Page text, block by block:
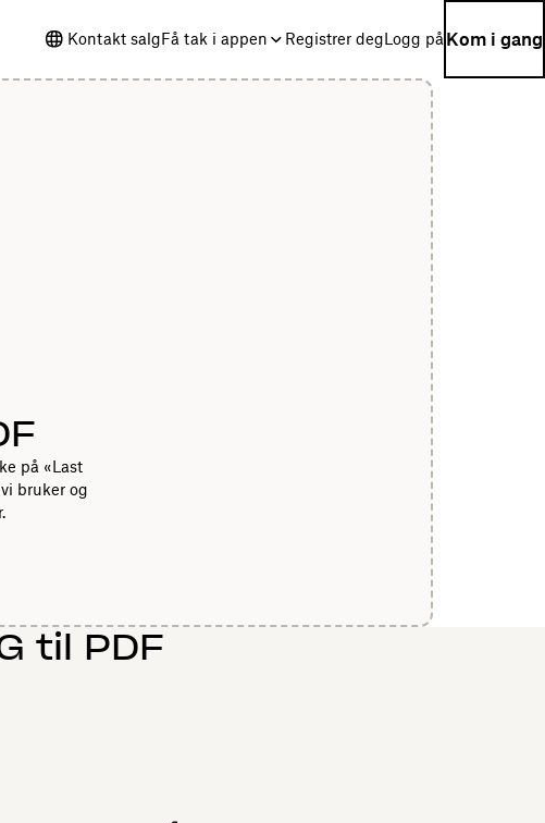
Kontakt salgFå tak i appen Registrer degLogg på Kom i gang
på «Last
bruker og
til PDF